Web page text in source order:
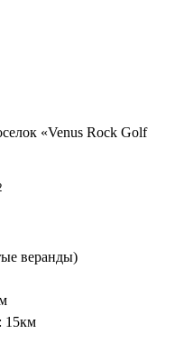
«Venus Rock Golf
веранды)
15км